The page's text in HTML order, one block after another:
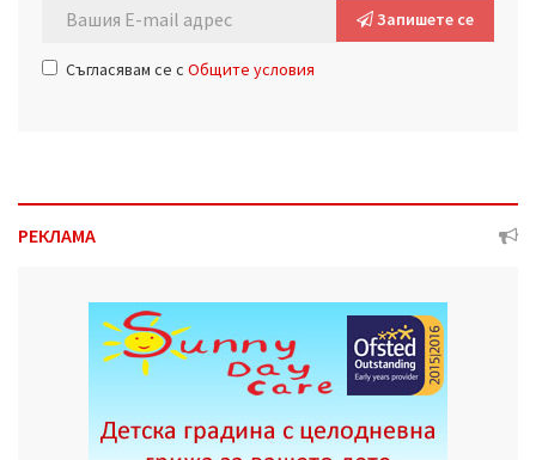
Запишете се
Съгласявам се с Общите условия
РЕКЛАМА